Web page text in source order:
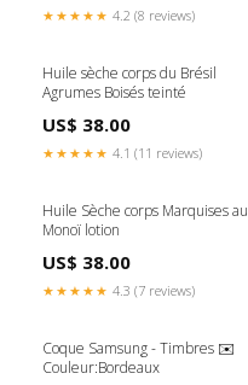
★★★★★ 4.2 (8 reviews)
Huile sèche corps du Brésil
Agrumes Boisés teinté
US$ 38.00
★★★★★ 4.1 (11 reviews)
Huile Sèche corps Marquises au
Monoï lotion
US$ 38.00
★★★★★ 4.3 (7 reviews)
Coque Samsung - Timbres ✉️
Couleur:Bordeaux